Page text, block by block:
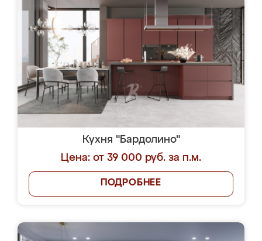
Кухня "Бардолино"
Цена: от 39 000 руб. за п.м.
ПОДРОБНЕЕ